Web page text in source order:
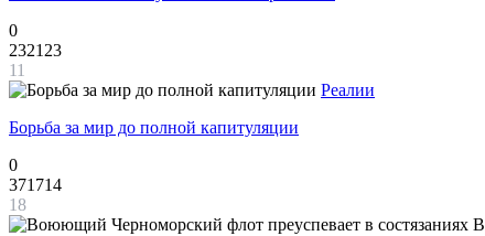
0
232123
11
Реалии
Борьба за мир до полной капитуляции
0
371714
18